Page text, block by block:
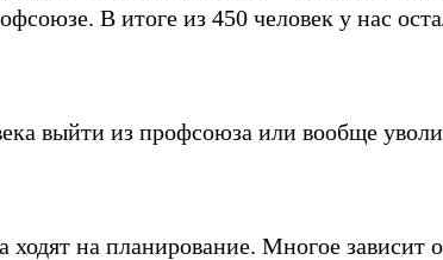
В итоге из 450 человек у нас
выйти из профсоюза или вообще
на планирование. Многое